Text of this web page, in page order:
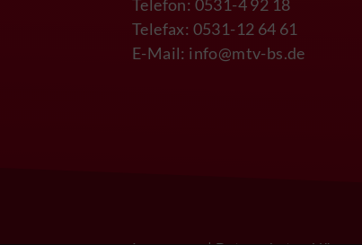
Telefon: 0531-4 92 18
Telefax: 0531-12 64 61
E-Mail: info@mtv-bs.de